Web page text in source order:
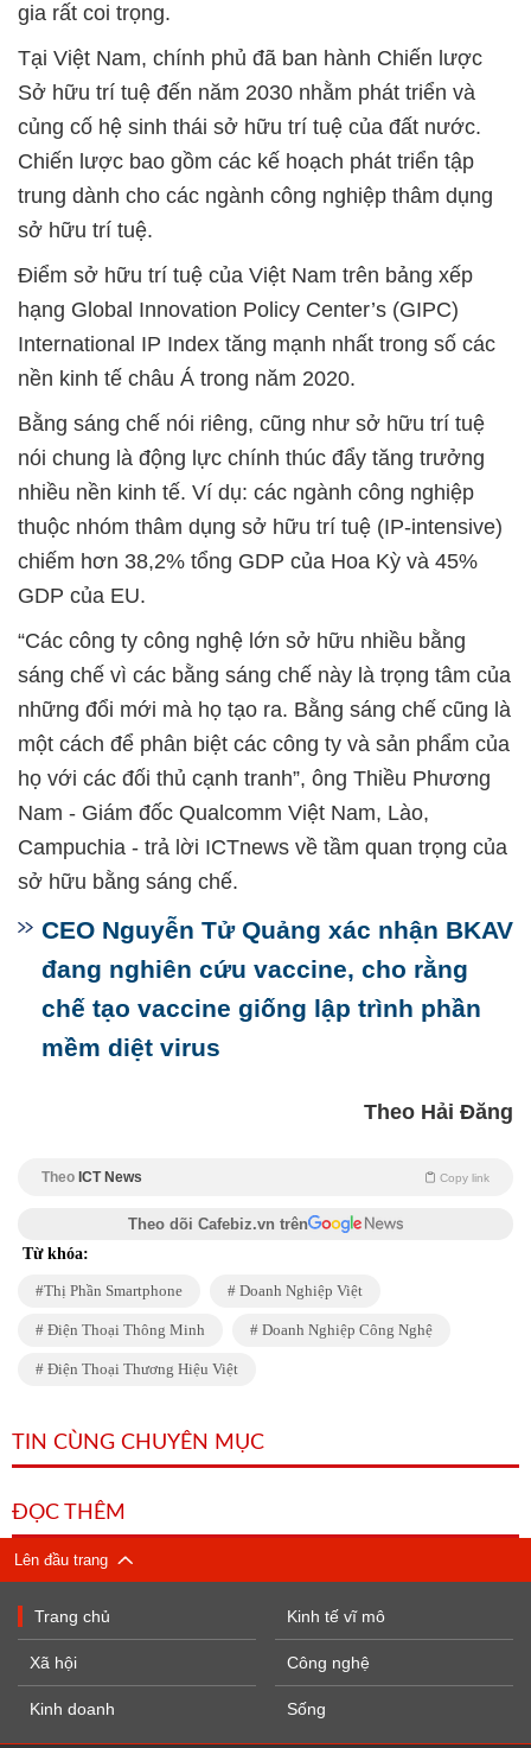
gia rất coi trọng.
Tại Việt Nam, chính phủ đã ban hành Chiến lược
Sở hữu trí tuệ đến năm 2030 nhằm phát triển và
củng cố hệ sinh thái sở hữu trí tuệ của đất nước.
Chiến lược bao gồm các kế hoạch phát triển tập
trung dành cho các ngành công nghiệp thâm dụng
sở hữu trí tuệ.
Điểm sở hữu trí tuệ của Việt Nam trên bảng xếp
hạng Global Innovation Policy Center’s (GIPC)
International IP Index tăng mạnh nhất trong số các
nền kinh tế châu Á trong năm 2020.
Bằng sáng chế nói riêng, cũng như sở hữu trí tuệ
nói chung là động lực chính thúc đẩy tăng trưởng
nhiều nền kinh tế. Ví dụ: các ngành công nghiệp
thuộc nhóm thâm dụng sở hữu trí tuệ (IP-intensive)
chiếm hơn 38,2% tổng GDP của Hoa Kỳ và 45%
GDP của EU.
“Các công ty công nghệ lớn sở hữu nhiều bằng
sáng chế vì các bằng sáng chế này là trọng tâm của
những đổi mới mà họ tạo ra. Bằng sáng chế cũng là
một cách để phân biệt các công ty và sản phẩm của
họ với các đối thủ cạnh tranh”, ông Thiều Phương
Nam - Giám đốc Qualcomm Việt Nam, Lào,
Campuchia - trả lời ICTnews về tầm quan trọng của
sở hữu bằng sáng chế.
CEO Nguyễn Tử Quảng xác nhận BKAV
đang nghiên cứu vaccine, cho rằng
chế tạo vaccine giống lập trình phần
mềm diệt virus
Theo Hải Đăng
Theo ICT News Copy link
Theo dõi Cafebiz.vn trên
Từ khóa:
Thị Phần Smartphone Doanh Nghiệp Việt
Điện Thoại Thông Minh Doanh Nghiệp Công Nghệ
Điện Thoại Thương Hiệu Việt
TIN CÙNG CHUYÊN MỤC
ĐỌC THÊM
Lên đầu trang
Trang chủ
Xã hội
Kinh doanh
Kinh tế vĩ mô
Công nghệ
Sống